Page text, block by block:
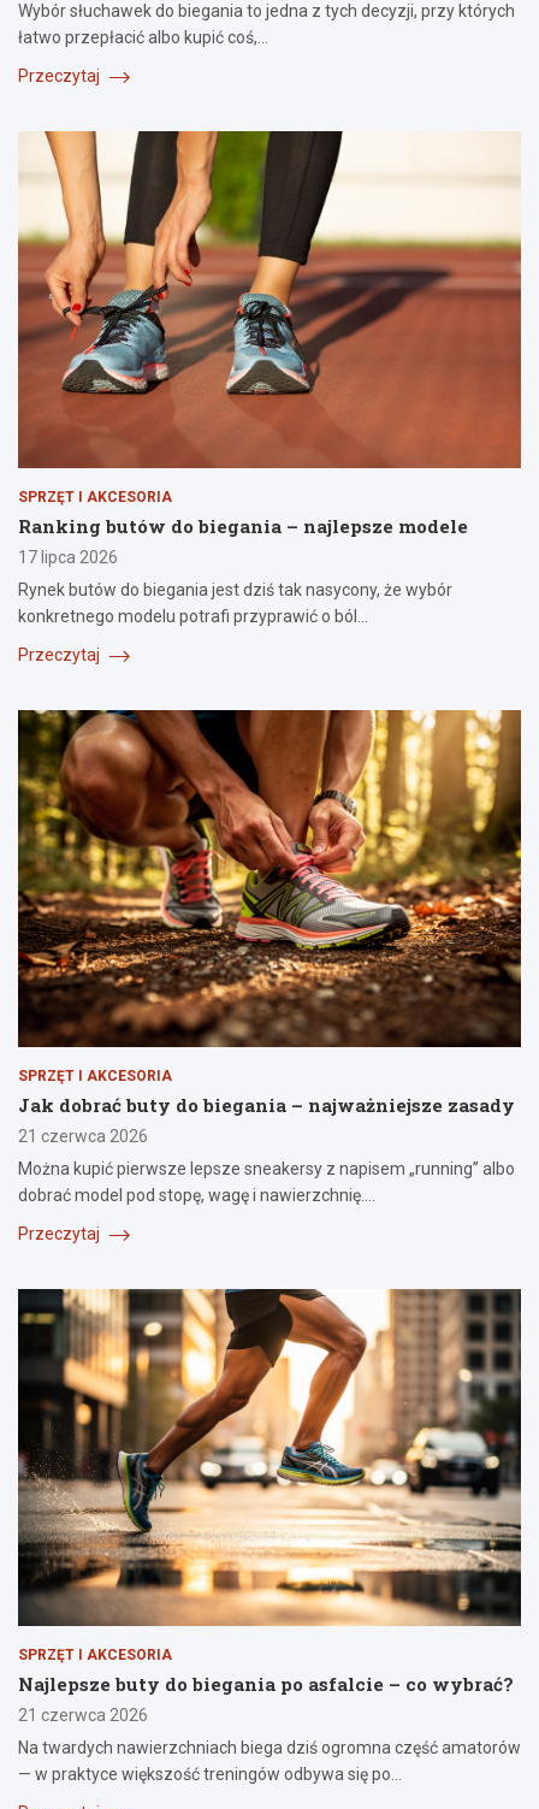
Wybór słuchawek do biegania to jedna z tych decyzji, przy których
łatwo przepłacić albo kupić coś,…
Przeczytaj
SPRZĘT I AKCESORIA
Ranking butów do biegania – najlepsze modele
17 lipca 2026
Rynek butów do biegania jest dziś tak nasycony, że wybór
konkretnego modelu potrafi przyprawić o ból…
Przeczytaj
SPRZĘT I AKCESORIA
Jak dobrać buty do biegania – najważniejsze zasady
21 czerwca 2026
Można kupić pierwsze lepsze sneakersy z napisem „running” albo
dobrać model pod stopę, wagę i nawierzchnię.…
Przeczytaj
SPRZĘT I AKCESORIA
Najlepsze buty do biegania po asfalcie – co wybrać?
21 czerwca 2026
Na twardych nawierzchniach biega dziś ogromna część amatorów
— w praktyce większość treningów odbywa się po…